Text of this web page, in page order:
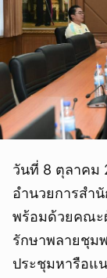
วันที่ 8 ตุลาคม
อำนวยการสำ
พร้อมด้วยคณะ
รักษาพลายชุม
ประชุมหารือแ